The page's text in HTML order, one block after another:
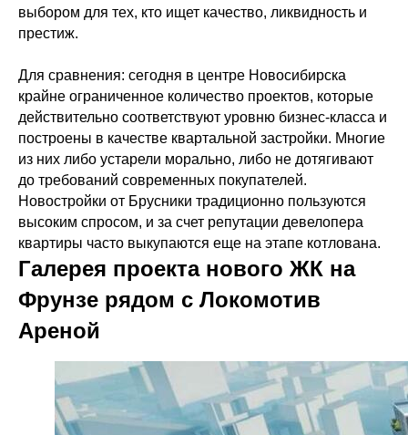
выбором для тех, кто ищет качество, ликвидность и
престиж.
Для сравнения: сегодня в центре Новосибирска
крайне ограниченное количество проектов, которые
действительно соответствуют уровню бизнес-класса и
построены в качестве квартальной застройки. Многие
из них либо устарели морально, либо не дотягивают
до требований современных покупателей.
Новостройки от Брусники традиционно пользуются
высоким спросом, и за счет репутации девелопера
квартиры часто выкупаются еще на этапе котлована.
Галерея проекта нового ЖК на
Фрунзе рядом с Локомотив
Ареной